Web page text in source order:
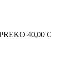
40,00 €